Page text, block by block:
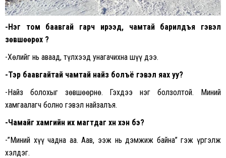
-Нэг том баавгай гарч ирээд, чамтай барилдъя гэвэл
зөвшөөрөх үү?
-Хөлийг нь аваад, түлхээд унагачихна шүү дээ.
-Тэр баавгайтай чамтай найз болъё гэвэл яах уу?
-Найз болохыг зөвшөөрнө. Гэхдээ нэг болзолтой. Миний
хамгаалагч болно гэвэл найзалъя.
-Чамайг хамгийн их магтдаг хүн хэн бэ?
-”Миний хүү чадна аа. Аав, ээж нь дэмжиж байна” гэж үргэлж
хэлдэг.